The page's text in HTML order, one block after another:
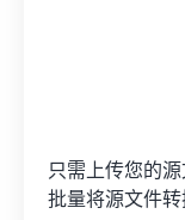
只需上传您的
批量将源文件转